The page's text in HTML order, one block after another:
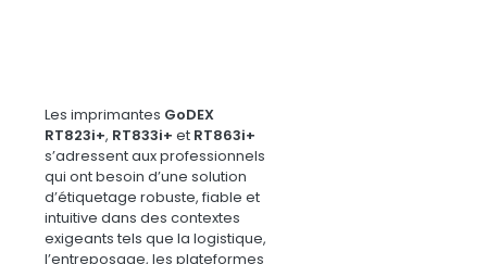
Les imprimantes GoDEX
RT823i+, RT833i+ et RT863i+
s’adressent aux professionnels
qui ont besoin d’une solution
d’étiquetage robuste, fiable et
intuitive dans des contextes
exigeants tels que la logistique,
l’entreposage, les plateformes